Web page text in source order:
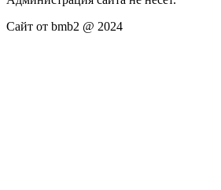
Сайт от bmb2 @ 2024